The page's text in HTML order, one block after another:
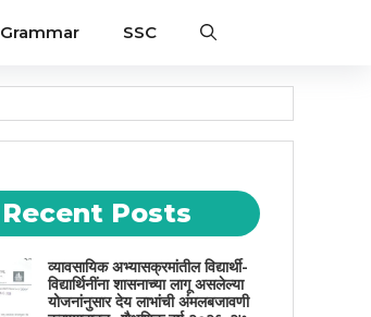
Grammar SSC
Recent Posts
व्यावसायिक अभ्यासक्रमांतील विद्यार्थी-
विद्यार्थिनींना शासनाच्या लागू असलेल्या
योजनांनुसार देय लाभांची अंमलबजावणी